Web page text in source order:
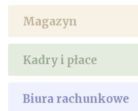
Magazyn
Kadry i płace
Biura rachunkowe